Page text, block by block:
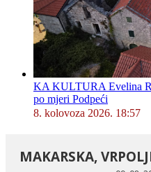
KA KULTURA Evelina
po mjeri Podpeći
8. kolovoza 2026. 18:57